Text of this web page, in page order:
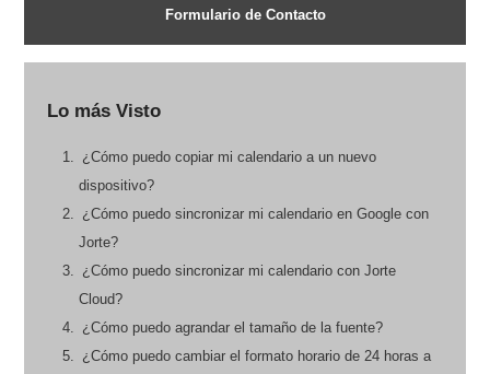
Formulario de Contacto
Lo más Visto
¿Cómo puedo copiar mi calendario a un nuevo
dispositivo?
¿Cómo puedo sincronizar mi calendario en Google con
Jorte?
¿Cómo puedo sincronizar mi calendario con Jorte
Cloud?
¿Cómo puedo agrandar el tamaño de la fuente?
¿Cómo puedo cambiar el formato horario de 24 horas a